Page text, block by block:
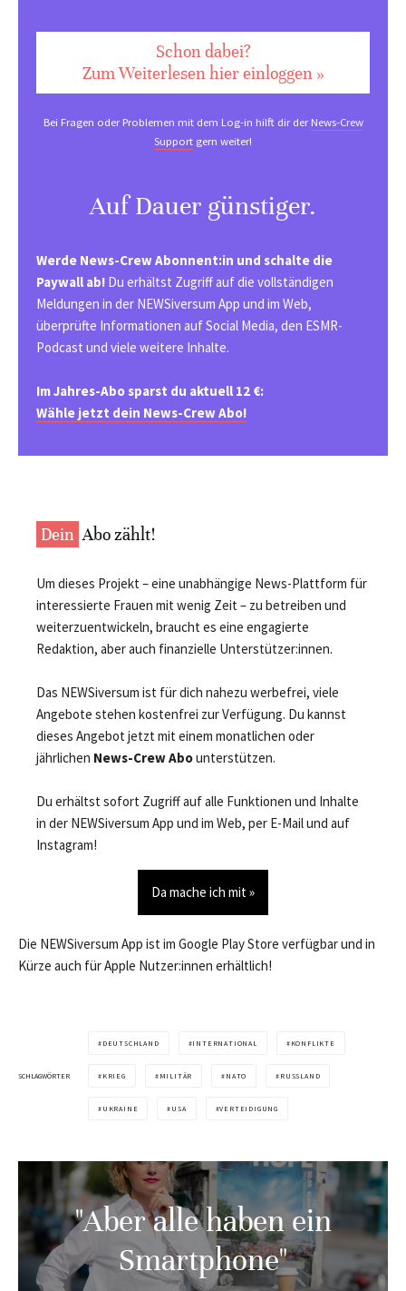
Schon dabei?
Zum Weiterlesen hier einloggen »
Bei Fragen oder Problemen mit dem Log-in hilft dir derNews-Crew
Support gern weiter!
Auf Dauer günstiger.
Werde News-Crew Abonnent:in und schalte die
Paywall ab! Du erhältst Zugriff auf die vollständigen
Meldungen in der NEWSiversum App und im Web,
überprüfte Informationen auf Social Media, den ESMR-
Podcast und viele weitere Inhalte.
Im Jahres-Abo sparst du aktuell 12 €:
Wähle jetzt dein News-Crew Abo!
Dein Abo zählt!
Um dieses Projekt – eine unabhängige News-Plattform für
interessierte Frauen mit wenig Zeit – zu betreiben und
weiterzuentwickeln, braucht es eine engagierte
Redaktion, aber auch finanzielle Unterstützer:innen.
Das NEWSiversum ist für dich nahezu werbefrei, viele
Angebote stehen kostenfrei zur Verfügung. Du kannst
dieses Angebot jetzt mit einem monatlichen oder
jährlichen News-Crew Abounterstützen.
Du erhältst sofort Zugriff auf alle Funktionen und Inhalte
in der NEWSiversum App und im Web, per E-Mail und auf
Instagram!
Da mache ich mit »
Die NEWSiversum App ist im Google Play Store verfügbar und in
Kürze auch für Apple Nutzer:innen erhältlich!
SCHLAGWÖRTER
DEUTSCHLAND INTERNATIONAL KONFLIKTE
KRIEG MILITÄR NATO RUSSLAND
UKRAINE USA VERTEIDIGUNG
"Aber alle haben ein
Smartphone"